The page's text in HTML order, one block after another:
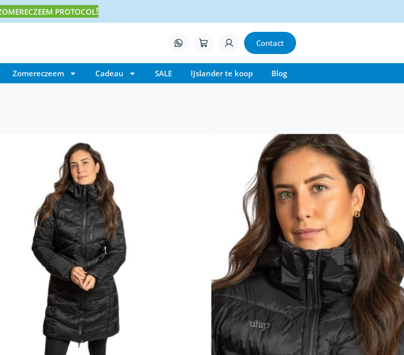
PROTOCOL!
Contact
Zomereczeem Cadeau SALE IJslander te koop Blog
UHIP Nordic halflange winterjas
349,00
UHIP Nordic halflange winterjas
Warm, stijlvol en elegant
Warm bij een temperatuur tot -15 graden
Verkrijgbaar in de maten 34 t/m 46
Leverbaar in de kleur Jet Black
Wordt geleverd via dropshipment, levertijd ca. 5 – 7 werkdagen
Jet Black